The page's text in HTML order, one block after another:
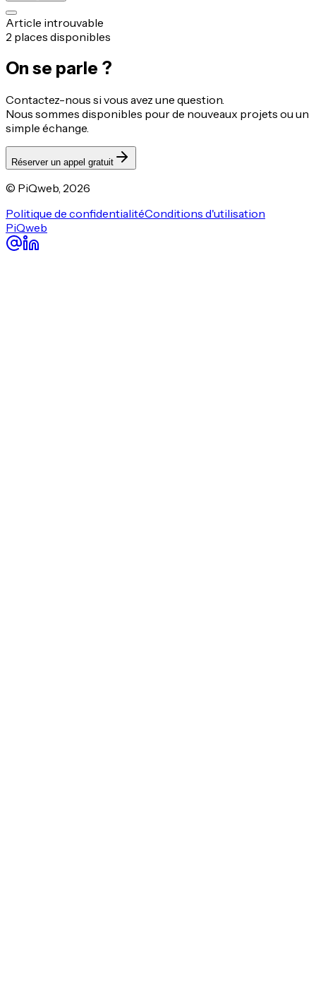
Article introuvable
2 places disponibles
On se parle ?
Contactez-nous si vous avez une question.
Nous sommes disponibles pour de nouveaux projets ou un
simple échange.
Réserver un appel gratuit
© PiQweb, 2026
Politique de confidentialitéConditions d'utilisation
PiQweb